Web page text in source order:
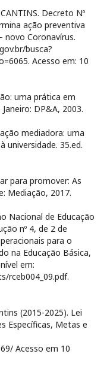
Decreto Nº
ação preventiva
novo Coronavírus.
busca?
Acesso em: 10
uma prática em
DP&A, 2003.
mediadora: uma
universidade. 35.ed.
para promover: As
Mediação, 2017.
Nacional de Educação
nº 4, de 2 de
para o
na Educação Básica,
em:
rceb004_09.pdf.
(2015-2025). Lei
Específicas, Metas e
Acesso em 10